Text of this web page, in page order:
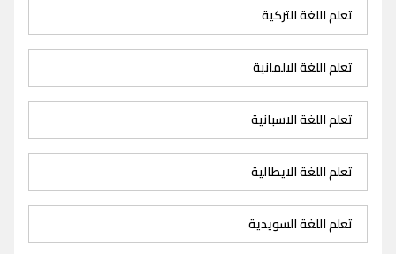
تعلم اللغة التركية
تعلم اللغة الالمانية
تعلم اللغة الاسبانية
تعلم اللغة الايطالية
تعلم اللغة السويدية